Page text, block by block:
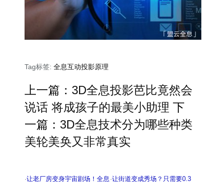
Tag标签: 全息互动投影原理
上一篇： 3D全息投影芭比竟然会
说话 将成孩子的最美小助理 下
一篇： 3D全息技术分为哪些种类
美轮美奂又非常真实
·让老厂房变身宇宙剧场！全息 ·让街道变成秀场？只需要0.3